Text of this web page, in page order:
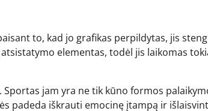
to, kad jo grafikas perpildytas, jis
elementas, todėl jis laikomas
jam yra ne tik kūno formos
padeda iškrauti emocinę įtampą ir